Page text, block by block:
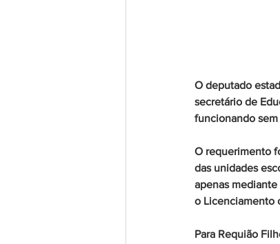
O deputado
secretário de
funcionando
O requerimento
das unidades
apenas
o Licenciamento
Para Requião